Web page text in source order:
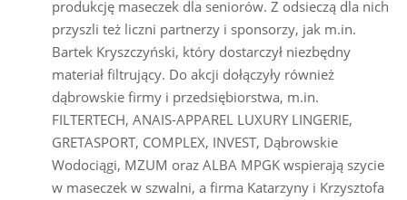
produkcję maseczek dla seniorów. Z odsieczą dla nich
przyszli też liczni partnerzy i sponsorzy, jak m.in.
Bartek Kryszczyński, który dostarczył niezbędny
materiał filtrujący. Do akcji dołączyły również
dąbrowskie firmy i przedsiębiorstwa, m.in.
FILTERTECH, ANAIS-APPAREL LUXURY LINGERIE,
GRETASPORT, COMPLEX, INVEST, Dąbrowskie
Wodociągi, MZUM oraz ALBA MPGK wspierają szycie
w maseczek w szwalni, a firma Katarzyny i Krzysztofa